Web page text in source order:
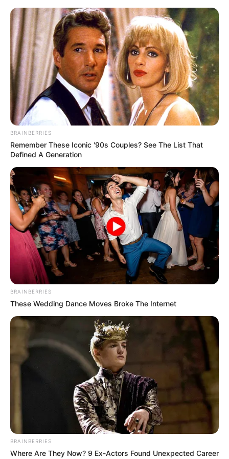
Aprenda Como Fazer Amigurumi –
Dicas e Passo a Passo em Vídeo
O Amigurumi é uma técnica de crochê que está
fazendo muito sucesso ultimamente. Porém,
é muito comum que as pessoas desistam de
começar a arte antes mesmo de tentar, por achar
fazer amigurumi
para você ver como é simples e
terapêutico.
Preparamos um passo a passo bem explicativo
para você entender como se faz o anel mágico,
que serve para começar qualquer bichinho de
crochê. Além disso, o tutorial vai te ajudar a
fazer sua primeira bolinha de amigurumi. Vamos
lá?
BRAINBERRIES
Remember These Iconic '90s Couples? See The List That
Defined A Generation
BRAINBERRIES
These Wedding Dance Moves Broke The Internet
BRAINBERRIES
Where Are They Now? 9 Ex-Actors Found Unexpected Career
Save